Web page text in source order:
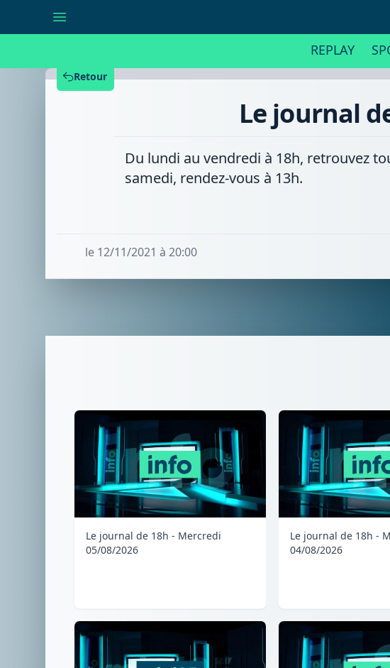
REPLAY
Retour
Le journal
Du lundi au vendredi à 18h, retrouvez
samedi, rendez-vous à 13h.
le 12/11/2021 à 20:00
Le journal de 18h - Mercredi
05/08/2026
Le journal de 18h -
04/08/2026